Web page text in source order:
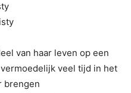
van haar leven op een
veel tijd in het
brengen